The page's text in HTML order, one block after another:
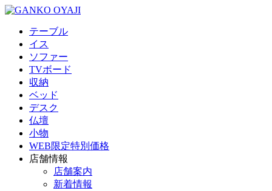
テーブル
イス
ソファー
TVボード
収納
ベッド
デスク
仏壇
小物
WEB限定特別価格
店舗情報
店舗案内
新着情報